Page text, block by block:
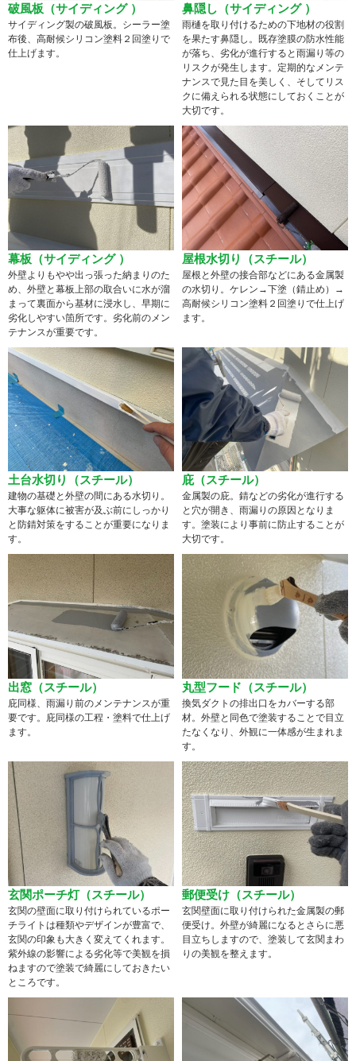
破風板（サイディング ）
サイディング製の破風板。シーラー塗
布後、高耐候シリコン塗料２回塗りで
仕上げます。
鼻隠し（サイディング ）
雨樋を取り付けるための下地材の役割
を果たす鼻隠し。既存塗膜の防水性能
が落ち、劣化が進行すると雨漏り等の
リスクが発生します。定期的なメンテ
ナンスで見た目を美しく、そしてリス
クに備えられる状態にしておくことが
大切です。
幕板（サイディング ）
外壁よりもやや出っ張った納まりのた
め、外壁と幕板上部の取合いに水が溜
まって裏面から基材に浸水し、早期に
劣化しやすい箇所です。劣化前のメン
テナンスが重要です。
屋根水切り（スチール）
屋根と外壁の接合部などにある金属製
の水切り。ケレン→下塗（錆止め）→
高耐候シリコン塗料２回塗りで仕上げ
ます。
土台水切り（スチール）
建物の基礎と外壁の間にある水切り。
大事な躯体に被害が及ぶ前にしっかり
と防錆対策をすることが重要になりま
す。
庇（スチール）
金属製の庇。錆などの劣化が進行する
と穴が開き、雨漏りの原因となりま
す。塗装により事前に防止することが
大切です。
出窓（スチール）
庇同様、雨漏り前のメンテナンスが重
要です。庇同様の工程・塗料で仕上げ
ます。
丸型フード（スチール）
換気ダクトの排出口をカバーする部
材。外壁と同色で塗装することで目立
たなくなり、外観に一体感が生まれま
す。
玄関ポーチ灯（スチール）
玄関の壁面に取り付けられているポー
チライトは種類やデザインが豊富で、
玄関の印象も大きく変えてくれます。
紫外線の影響による劣化等で美観を損
ねますので塗装で綺麗にしておきたい
ところです。
郵便受け（スチール）
玄関壁面に取り付けられた金属製の郵
便受け。外壁が綺麗になるとさらに悪
目立ちしますので、塗装して玄関まわ
りの美観を整えます。